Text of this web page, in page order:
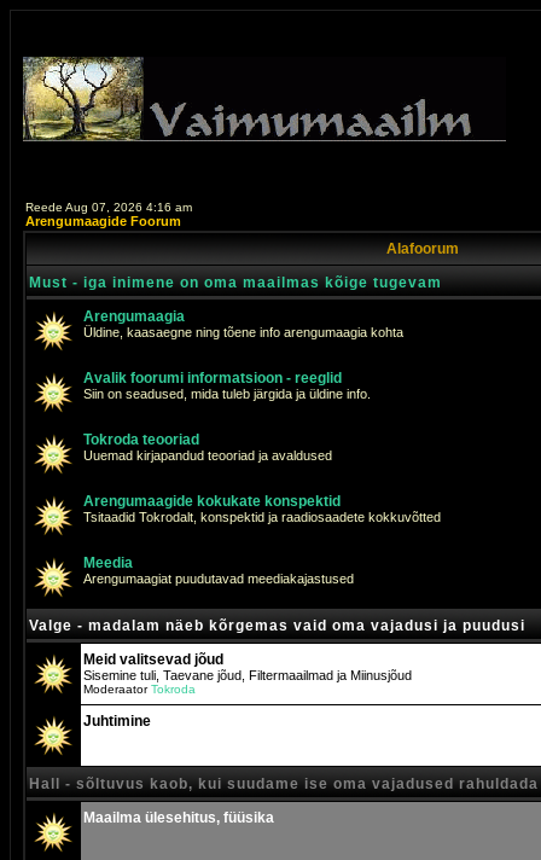
Reede Aug 07, 2026 4:16 am
Arengumaagide Foorum
Alafoorum
Must - iga inimene on oma maailmas kõige tugevam
Arengumaagia
Üldine, kaasaegne ning tõene info arengumaagia kohta
Avalik foorumi informatsioon - reeglid
Siin on seadused, mida tuleb järgida ja üldine info.
Tokroda teooriad
Uuemad kirjapandud teooriad ja avaldused
Arengumaagide kokukate konspektid
Tsitaadid Tokrodalt, konspektid ja raadiosaadete kokkuvõtted
Meedia
Arengumaagiat puudutavad meediakajastused
Valge - madalam näeb kõrgemas vaid oma vajadusi ja puudusi
Meid valitsevad jõud
Sisemine tuli, Taevane jõud, Filtermaailmad ja Miinusjõud
ModeraatorTokroda
Juhtimine
Hall - sõltuvus kaob, kui suudame ise oma vajadused rahuldada
Maailma ülesehitus, füüsika